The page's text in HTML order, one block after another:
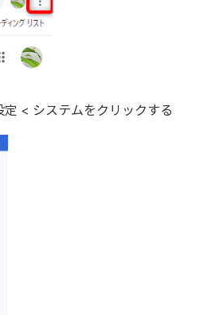
< システムをクリックする